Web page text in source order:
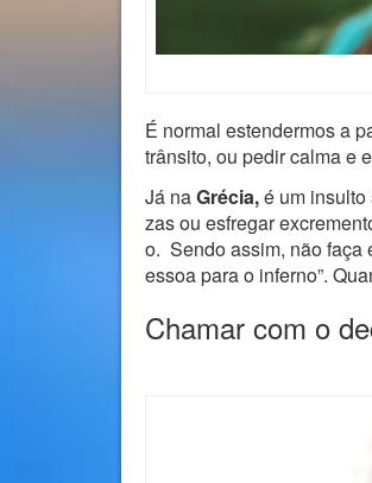
É normal estendermos a
trânsito, ou pedir calma e
Já naGrécia,é um
zas ou esfregar
o. Sendo assim, não faça
essoa para o inferno”.
Chamar com o